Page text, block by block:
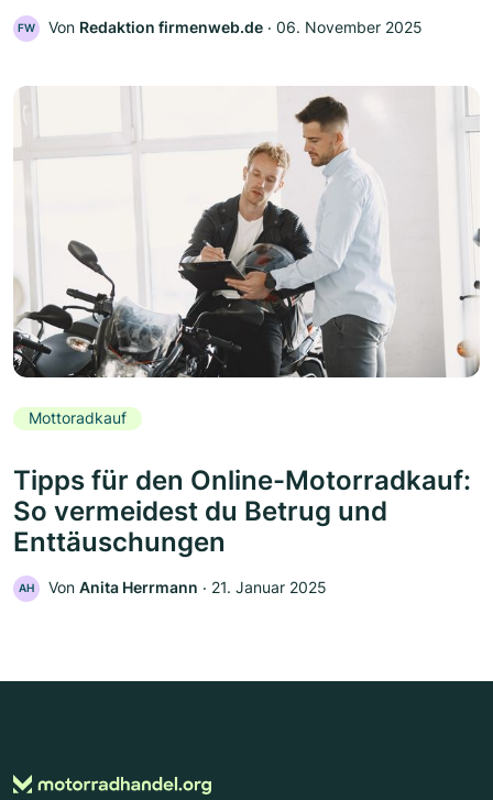
FW Von Redaktion firmenweb.de ‧ 06. November 2025
Mottoradkauf
Tipps für den Online-Motorradkauf:
So vermeidest du Betrug und
Enttäuschungen
AH Von Anita Herrmann ‧ 21. Januar 2025